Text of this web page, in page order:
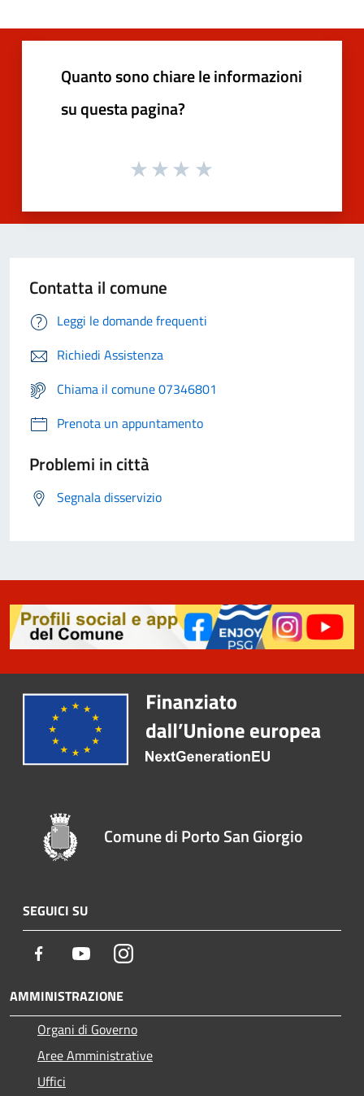
Quanto sono chiare le informazioni
su questa pagina?
Contatta il comune
Leggi le domande frequenti
Richiedi Assistenza
Chiama il comune 07346801
Prenota un appuntamento
Problemi in città
Segnala disservizio
Comune di Porto San Giorgio
SEGUICI SU
Facebook YoutubeInstagram
AMMINISTRAZIONE
Organi di Governo
Aree Amministrative
Uffici